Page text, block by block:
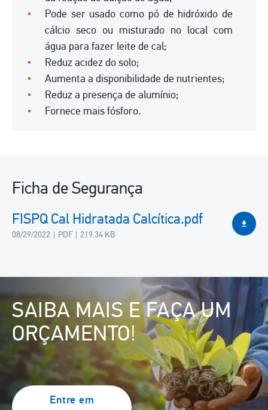
Pode ser usado como pó de hidróxido de
cálcio seco ou misturado no local com
água para fazer leite de cal;
Reduz acidez do solo;
Aumenta a disponibilidade de nutrientes;
Reduz a presença de alumínio;
Fornece mais fósforo.
Ficha de Segurança
FISPQ Cal Hidratada Calcítica.pdf
08/29/2022 PDF 219.34 KB
SAIBA MAIS E FAÇA UM
ORÇAMENTO!
Entre em